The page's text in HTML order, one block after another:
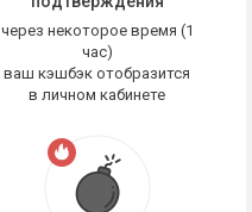
через некоторое время (1
час)
ваш кэшбэк отобразится
в личном кабинете